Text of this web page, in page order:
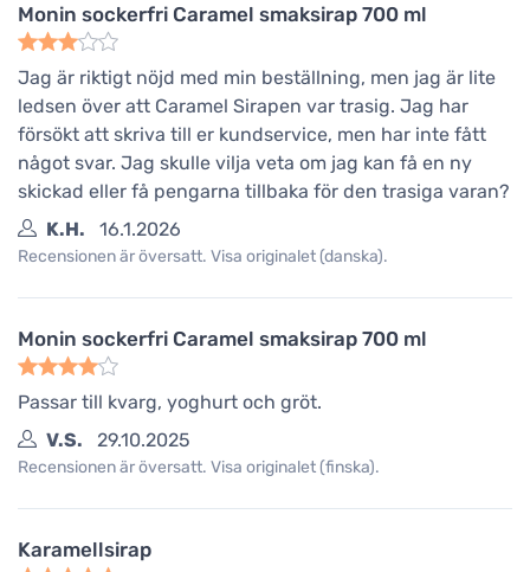
Monin sockerfri Caramel smaksirap 700 ml
Jag är riktigt nöjd med min beställning, men jag är lite
ledsen över att Caramel Sirapen var trasig. Jag har
försökt att skriva till er kundservice, men har inte fått
något svar. Jag skulle vilja veta om jag kan få en ny
skickad eller få pengarna tillbaka för den trasiga varan?
K.H.
16.1.2026
Recensionen är översatt. Visa originalet (danska).
Monin sockerfri Caramel smaksirap 700 ml
Passar till kvarg, yoghurt och gröt.
V.S.
29.10.2025
Recensionen är översatt. Visa originalet (finska).
Karamellsirap